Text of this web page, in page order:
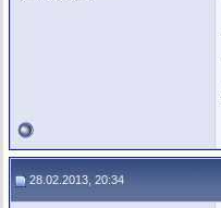
28.02.2013, 20:34